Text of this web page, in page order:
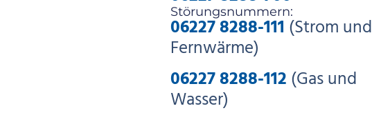
Störungsnummern:
06227 8288-111 (Strom und
Fernwärme)
06227 8288-112 (Gas und
Wasser)